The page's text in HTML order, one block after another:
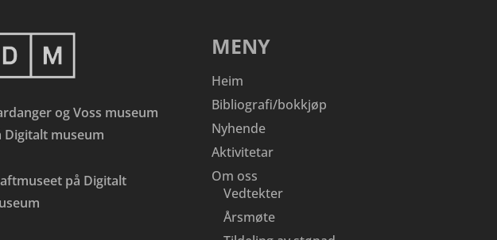
og Voss museum
Digitalt museum
på Digitalt
MENY
Heim
Bibliografi/bokkjøp
Nyhende
Aktivitetar
Om oss
Vedtekter
Årsmøte